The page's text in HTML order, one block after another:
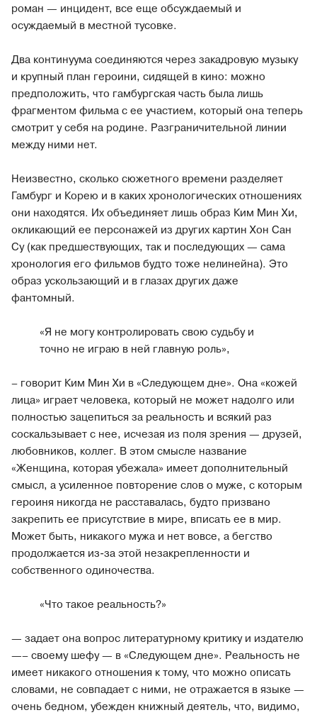
роман — инцидент, все еще обсуждаемый и
осуждаемый в местной тусовке.
Два континуума соединяются через закадровую музыку
и крупный план героини, сидящей в кино: можно
предположить, что гамбургская часть была лишь
фрагментом фильма с ее участием, который она теперь
смотрит у себя на родине. Разграничительной линии
между ними нет.
Неизвестно, сколько сюжетного времени разделяет
Гамбург и Корею и в каких хронологических отношениях
они находятся. Их объединяет лишь образ Ким Мин Хи,
окликающий ее персонажей из других картин Хон Сан
Су (как предшествующих, так и последующих — сама
хронология его фильмов будто тоже нелинейна). Это
образ ускользающий и в глазах других даже
фантомный.
«Я не могу контролировать свою судьбу и
точно не играю в ней главную роль»,
– говорит Ким Мин Хи в «Следующем дне». Она «кожей
лица» играет человека, который не может надолго или
полностью зацепиться за реальность и всякий раз
соскальзывает с нее, исчезая из поля зрения — друзей,
любовников, коллег. В этом смысле название
«Женщина, которая убежала» имеет дополнительный
смыcл, а усиленное повторение слов о муже, с которым
героиня никогда не расставалась, будто призвано
закрепить ее присутствие в мире, вписать ее в мир.
Может быть, никакого мужа и нет вовсе, а бегство
продолжается из-за этой незакрепленности и
собственного одиночества.
«Что такое реальность?»
— задает она вопрос литературному критику и издателю
—– своему шефу — в «Следующем дне». Реальность не
имеет никакого отношения к тому, что можно описать
словами, не совпадает с ними, не отражается в языке —
очень бедном, убежден книжный деятель, что, видимо,